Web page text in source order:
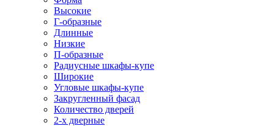
Высокие
Г-образные
Длинные
Низкие
П-образные
Радиусные шкафы-купе
Широкие
Угловые шкафы-купе
Закругленный фасад
Количество дверей
2-х дверные